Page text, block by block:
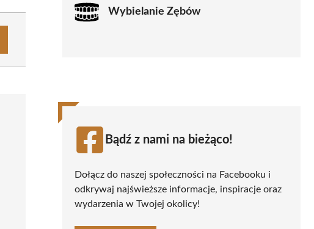
Wybielanie Zębów
Bądź z nami na bieżąco!
Dołącz do naszej społeczności na Facebooku i
odkrywaj najświeższe informacje, inspiracje oraz
wydarzenia w Twojej okolicy!